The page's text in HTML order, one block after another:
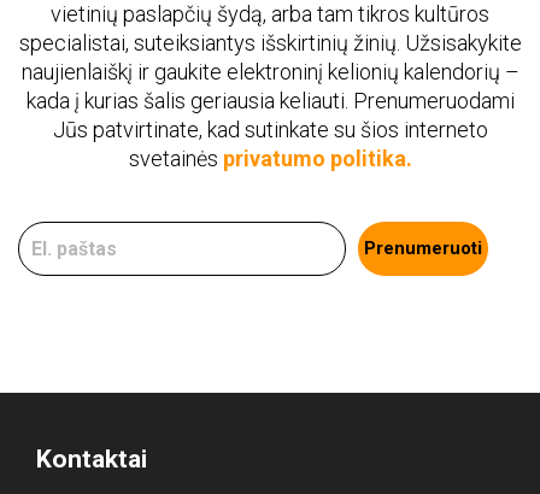
vietinių paslapčių šydą, arba tam tikros kultūros
specialistai, suteiksiantys išskirtinių žinių. Užsisakykite
naujienlaiškį ir gaukite elektroninį kelionių kalendorių –
kada į kurias šalis geriausia keliauti. Prenumeruodami
Jūs patvirtinate, kad sutinkate su šios interneto
svetainės privatumo politika.
Prenumeruoti
Kontaktai